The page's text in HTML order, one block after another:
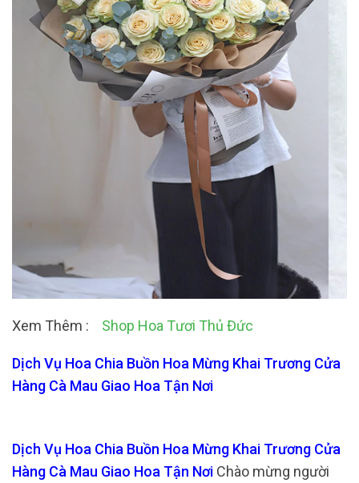
Xem Thêm : Shop Hoa Tươi Thủ Đức
Dịch Vụ Hoa Chia Buồn Hoa Mừng Khai Trương Cửa
Hàng Cà Mau Giao Hoa Tận Nơi
Dịch Vụ Hoa Chia Buồn Hoa Mừng Khai Trương Cửa
Hàng Cà Mau Giao Hoa Tận Nơi Chào mừng người